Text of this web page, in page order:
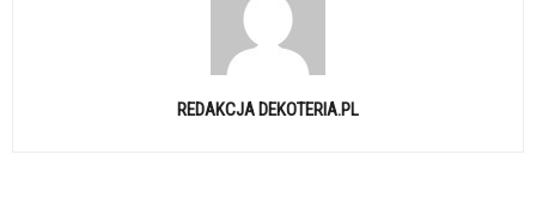
REDAKCJA DEKOTERIA.PL